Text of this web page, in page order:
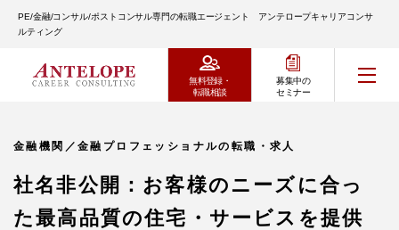
PE/金融/コンサル/ポストコンサル専門の転職エージェント アンテロープキャリアコンサ
ルティング
無料登録・
転職相談
募集中の
セミナー
金融機関／金融プロフェッショナルの転職・求人
社名非公開：お客様のニーズに合っ
た最高品質の住宅・サービスを提供